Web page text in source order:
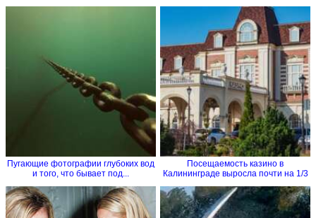
Пугающие фотографии глубоких вод
и того, что бывает под...
Посещаемость казино в
Калининграде выросла почти на 1/3